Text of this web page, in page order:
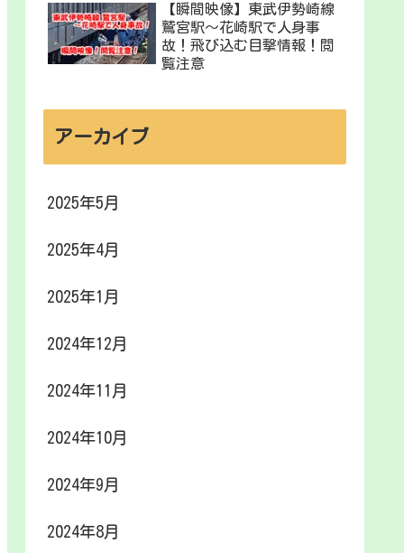
【瞬間映像】東武伊勢崎線
鷲宮駅〜花崎駅で人身事
故！飛び込む目撃情報！閲
覧注意
アーカイブ
2025年5月
2025年4月
2025年1月
2024年12月
2024年11月
2024年10月
2024年9月
2024年8月